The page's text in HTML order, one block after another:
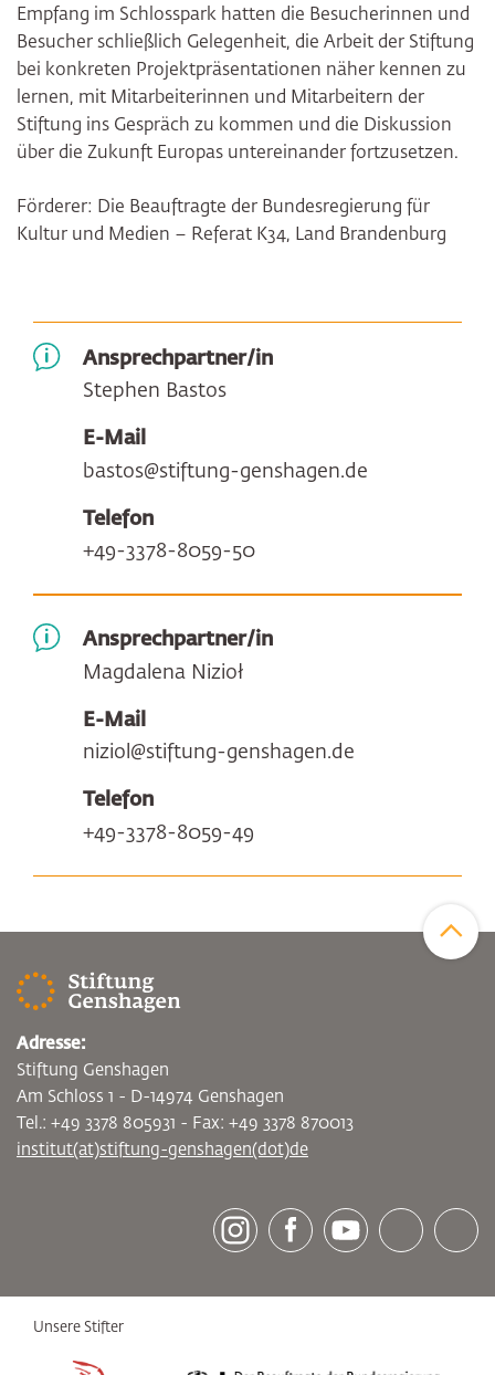
Empfang im Schlosspark hatten die Besucherinnen und
Besucher schließlich Gelegenheit, die Arbeit der Stiftung
bei konkreten Projektpräsentationen näher kennen zu
lernen, mit Mitarbeiterinnen und Mitarbeitern der
Stiftung ins Gespräch zu kommen und die Diskussion
über die Zukunft Europas untereinander fortzusetzen.
Förderer: Die Beauftragte der Bundesregierung für
Kultur und Medien – Referat K34, Land Brandenburg
Ansprechpartner/in
Stephen Bastos
E-Mail
bastos@stiftung-genshagen.de
Telefon
+49-3378-8059-50
Ansprechpartner/in
Magdalena Nizioł
E-Mail
niziol@stiftung-genshagen.de
Telefon
+49-3378-8059-49
[socialLinksTitle]
Adresse:
Stiftung Genshagen
Am Schloss 1 - D-14974 Genshagen
Tel.: +49 3378 805931 - Fax: +49 3378 870013
institut(at)stiftung-genshagen(dot)de
Unsere Stifter